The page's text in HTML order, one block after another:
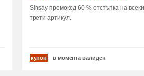
артикул
Sinsay промокод 60 % отстъпка на всеки
трети артикул.
купон в момента валиден